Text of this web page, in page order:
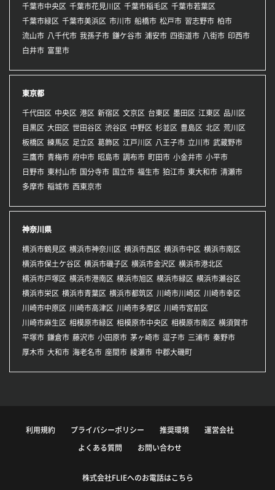
千葉市中央区 千葉市花見川区 千葉市稲毛区 千葉市若葉区
千葉市緑区 千葉市美浜区 市川市 船橋市 松戸市 習志野市 柏市
流山市 八千代市 我孫子市 鎌ケ谷市 浦安市 四街道市 八街市 印西市
白井市 富里市
東京都
千代田区 中央区 港区 新宿区 文京区 台東区 墨田区 江東区 品川区
目黒区 大田区 世田谷区 渋谷区 中野区 杉並区 豊島区 北区 荒川区
板橋区 練馬区 足立区 葛飾区 江戸川区 八王子市 立川市 武蔵野市
三鷹市 青梅市 府中市 昭島市 調布市 町田市 小金井市 小平市
日野市 東村山市 国分寺市 国立市 福生市 狛江市 東大和市 清瀬市
多摩市 稲城市 西東京市
神奈川県
横浜市鶴見区 横浜市神奈川区 横浜市西区 横浜市中区 横浜市南区
横浜市保土ケ谷区 横浜市磯子区 横浜市金沢区 横浜市港北区
横浜市戸塚区 横浜市港南区 横浜市旭区 横浜市緑区 横浜市瀬谷区
横浜市栄区 横浜市青葉区 横浜市都筑区 川崎市川崎区 川崎市幸区
川崎市中原区 川崎市高津区 川崎市多摩区 川崎市宮前区
川崎市麻生区 相模原市緑区 相模原市中央区 相模原市南区 横須賀市
平塚市 鎌倉市 藤沢市 小田原市 茅ヶ崎市 逗子市 三浦市 秦野市
厚木市 大和市 海老名市 座間市 綾瀬市 中郡大磯町
利用規約 プライバシーポリシー 推奨環境 運営会社
よくある質問 お問い合わせ
株式会社FLIEへのお電話はこちら